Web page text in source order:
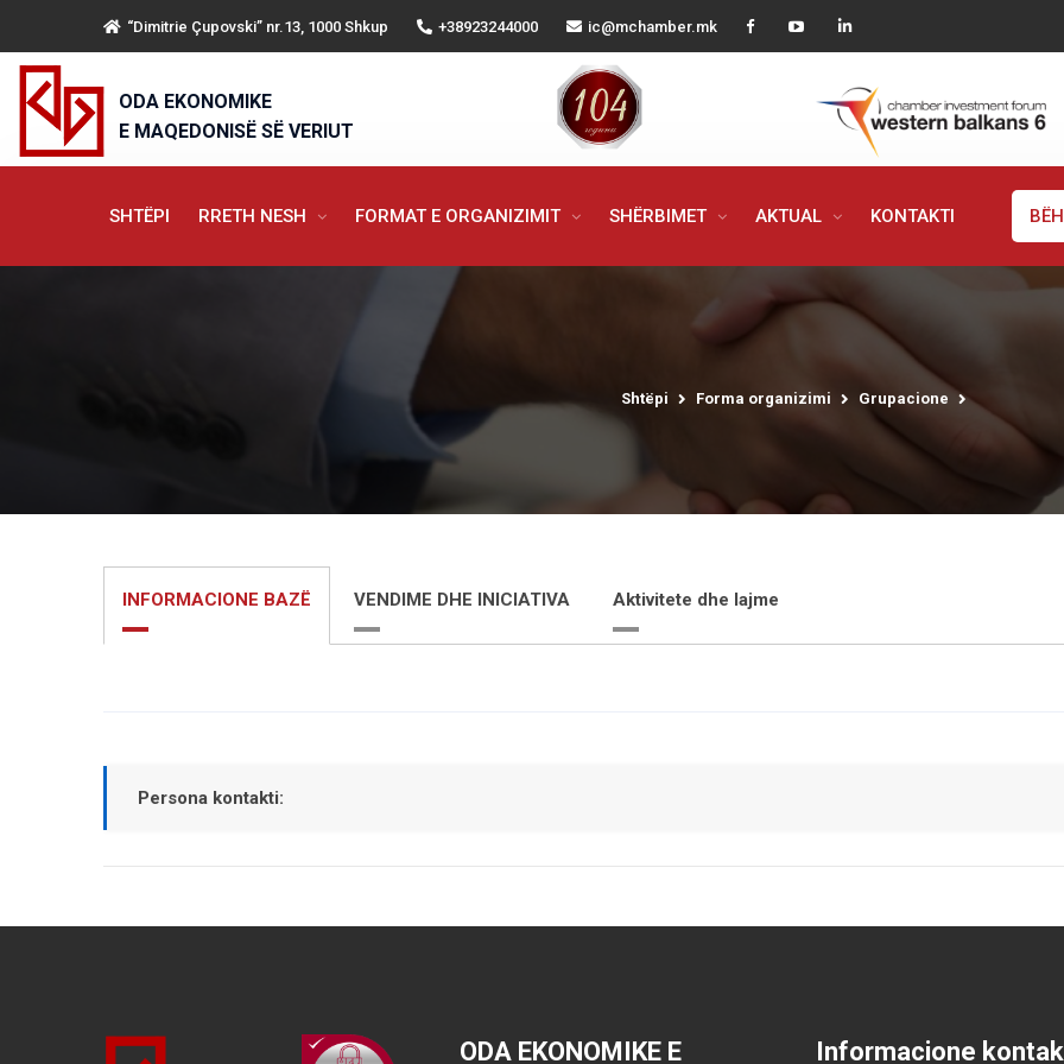
“Dimitrie Çupovski” nr.13, 1000 Shkup +38923244000 ic@mchamber.mk
ODA EKONOMIKE
E MAQEDONISË SË VERIUT
SHTËPI RRETH NESH FORMAT E ORGANIZIMIT SHËRBIMET AKTUAL KONTAKTI
Shtëpi Forma organizimi Grupacione
INFORMACIONE BAZË VENDIME DHE INICIATIVA Aktivitete dhe lajme
Persona kontakti:
ODA EKONOMIKE E Informacione